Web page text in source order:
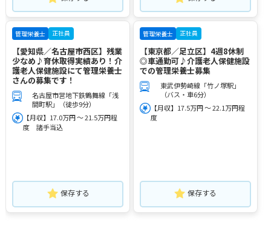
管理栄養士 正社員
【愛知県／名古屋市西区】残業
少なめ♪育休取得実績あり！介
護老人保健施設にて管理栄養士
さんの募集です！
名古屋市営地下鉄鶴舞線「浅
間町駅」（徒歩9分）
【月収】17.0万円 ～ 21.5万円程
度 諸手当込
保存する
管理栄養士 正社員
【東京都／足立区】4週8休制
◎車通勤可♪介護老人保健施設
での管理栄養士募集
東武伊勢崎線「竹ノ塚駅」
（バス・車6分）
【月収】17.5万円 ～ 22.1万円程
度
保存する